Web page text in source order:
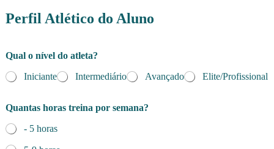
Perfil Atlético do Aluno
Qual o nível do atleta?
Iniciante
Intermediário Avançado Elite/Profissional
Quantas horas treina por semana?
- 5 horas